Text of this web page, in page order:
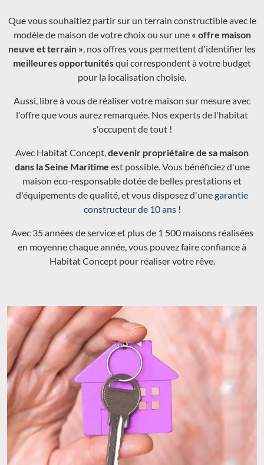
Que vous souhaitiez partir sur un terrain constructible avec le
modèle de maison de votre choix ou sur une « offre maison
neuve et terrain », nos offres vous permettent d'identifier les
meilleures opportunitésqui correspondent à votre budget
pour la localisation choisie.
Aussi, libre à vous de réaliser votre maison sur mesure avec
l'offre que vous aurez remarquée. Nos experts de l'habitat
s'occupent de tout !
Avec Habitat Concept,devenir propriétaire de sa maison
dans la Seine Maritime est possible. Vous bénéficiez d'une
maison eco-responsable dotée de belles prestations et
d'équipements de qualité, et vous disposez d'unegarantie
constructeur de 10 ans!
Avec 35 années de service et plus de 1 500 maisons réalisées
en moyenne chaque année, vous pouvez faire confiance à
Habitat Concept pour réaliser votre rêve.